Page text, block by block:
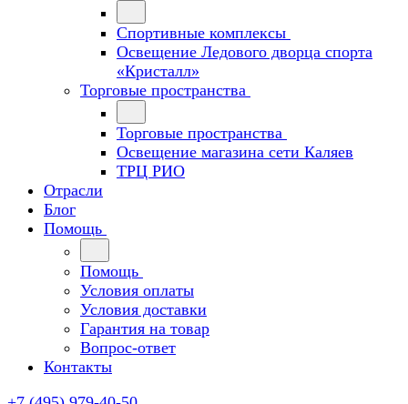
Спортивные комплексы
Освещение Ледового дворца спорта
«Кристалл»
Торговые пространства
Торговые пространства
Освещение магазина сети Каляев
ТРЦ РИО
Отрасли
Блог
Помощь
Помощь
Условия оплаты
Условия доставки
Гарантия на товар
Вопрос-ответ
Контакты